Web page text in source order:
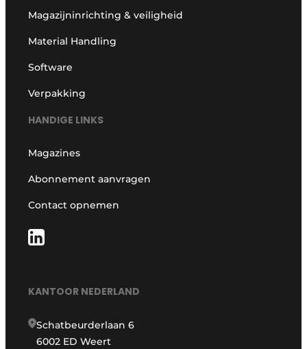
Magazijninrichting & veiligheid
Material Handling
Software
Verpakking
HANDIGE LINKS
Magazines
Abonnement aanvragen
Contact opnemen
KANTOOR NEDERLAND
Schatbeurderlaan 6
6002 ED Weert